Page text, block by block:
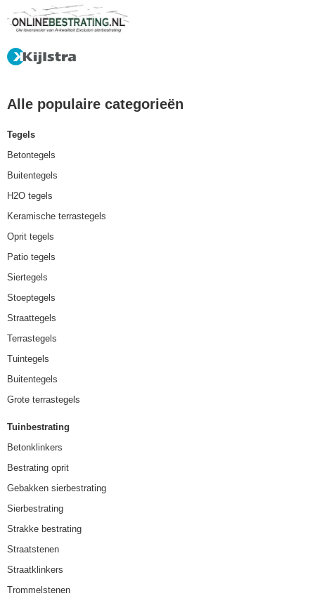
Alle populaire categorieën
Tegels
Betontegels
Buitentegels
H2O tegels
Keramische terrastegels
Oprit tegels
Patio tegels
Siertegels
Stoeptegels
Straattegels
Terrastegels
Tuintegels
Buitentegels
Grote terrastegels
Tuinbestrating
Betonklinkers
Bestrating oprit
Gebakken sierbestrating
Sierbestrating
Strakke bestrating
Straatstenen
Straatklinkers
Trommelstenen